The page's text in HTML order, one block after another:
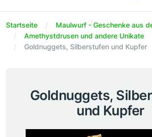
Startseite
Maulwurf - Geschenke aus
Amethystdrusen und andere Unikate
Goldnuggets, Silberstufen und Kupfer
Goldnuggets,
und Kupfer